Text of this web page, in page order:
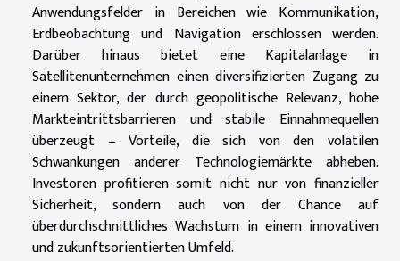
Anwendungsfelder in Bereichen wie Kommunikation,
Erdbeobachtung und Navigation erschlossen werden.
Darüber hinaus bietet eine Kapitalanlage in
Satellitenunternehmen einen diversifizierten Zugang zu
einem Sektor, der durch geopolitische Relevanz, hohe
Markteintrittsbarrieren und stabile Einnahmequellen
überzeugt – Vorteile, die sich von den volatilen
Schwankungen anderer Technologiemärkte abheben.
Investoren profitieren somit nicht nur von finanzieller
Sicherheit, sondern auch von der Chance auf
überdurchschnittliches Wachstum in einem innovativen
und zukunftsorientierten Umfeld.